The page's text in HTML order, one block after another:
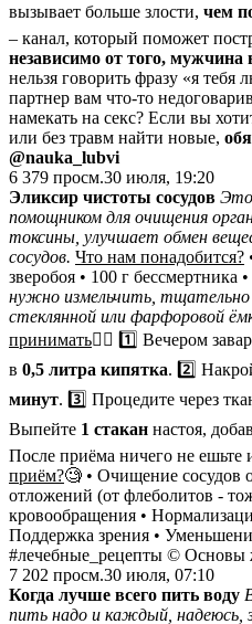
вызывает больше злости, чем
– канал, который поможет
независимо от того,
нельзя говорить фразу «я
партнер вам что-то
намекать на секс? Если вы
или без травм найти новые,
@nauka_lubvi
6 379 просм.30 июля, 19:20
Эликсир чистоты сосудов
помощником для очищения
токсины, улучшает обмен
сосудов. Что нам понадобится?
зверобоя • 100 г бессмертника
нужно измельчить,
стеклянной или фарфоровой
принимать👇🏻 1️⃣ Вечером
в 0,5 литра кипятка. 2️⃣
минут. 3️⃣ Процедите через
Выпейте 1 стакан настоя,
После приёма ничего не ешьте
приём?🧐 • Очищение сосудов
отложений (от флеболитов -
кровообращения •
Поддержка зрения •
#лечебные_рецепты ©
7 202 просм.30 июля, 07:10
Когда лучше всего пить воду
пить надо и каждый, надеюсь,